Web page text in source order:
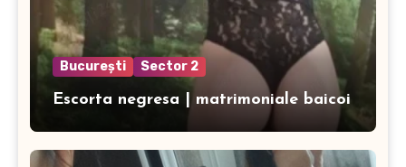
București Sector 2
Escorta negresa | matrimoniale baicoi